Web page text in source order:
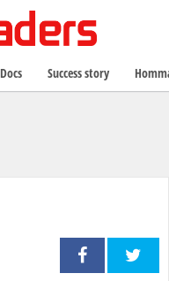
Success story